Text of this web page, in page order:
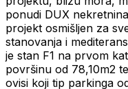
ponudi DUX
projekt osmišljen za
stanovanja i
je stan F1 na prvom
površinu od 78,10m2
ovisi koji tip parkinga